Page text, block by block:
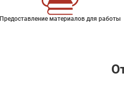
Предоставление материалов для работы